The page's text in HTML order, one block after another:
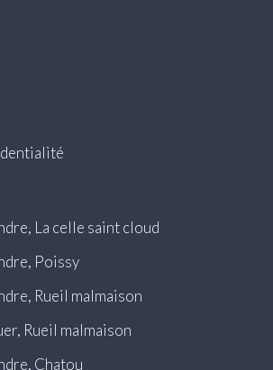
La celle saint cloud
Poissy
Rueil malmaison
Rueil malmaison
Chatou